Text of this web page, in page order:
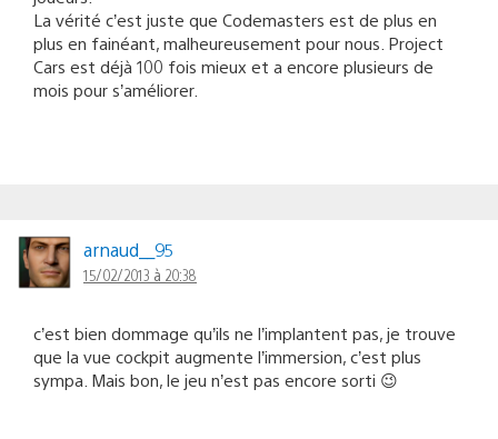
La vérité c’est juste que Codemasters est de plus en
plus en fainéant, malheureusement pour nous. Project
Cars est déjà 100 fois mieux et a encore plusieurs de
mois pour s’améliorer.
arnaud__95
15/02/2013 à 20:38
c’est bien dommage qu’ils ne l’implantent pas, je trouve
que la vue cockpit augmente l’immersion, c’est plus
sympa. Mais bon, le jeu n’est pas encore sorti 😉